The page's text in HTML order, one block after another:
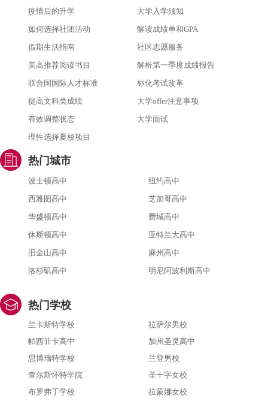
疫情后的升学
大学入学须知
如何选择社团活动
解读成绩单和GPA
假期生活指南
社区志愿服务
美高推荐阅读书目
解析第一季度成绩报告
联合国国际人才标准
标化考试改革
提高文科类成绩
大学offer注意事项
有效调整状态
大学面试
理性选择夏校项目
热门城市
波士顿高中
纽约高中
西雅图高中
芝加哥高中
华盛顿高中
费城高中
休斯顿高中
亚特兰大高中
旧金山高中
麻州高中
洛杉矶高中
明尼阿波利斯高中
热门学校
兰卡斯特学校
拉萨尔男校
帕西菲卡高中
加州圣灵高中
思博瑞特学校
兰登男校
查尔斯怀特学院
圣十字女校
布罗弗丁学校
拉蒙娜女校